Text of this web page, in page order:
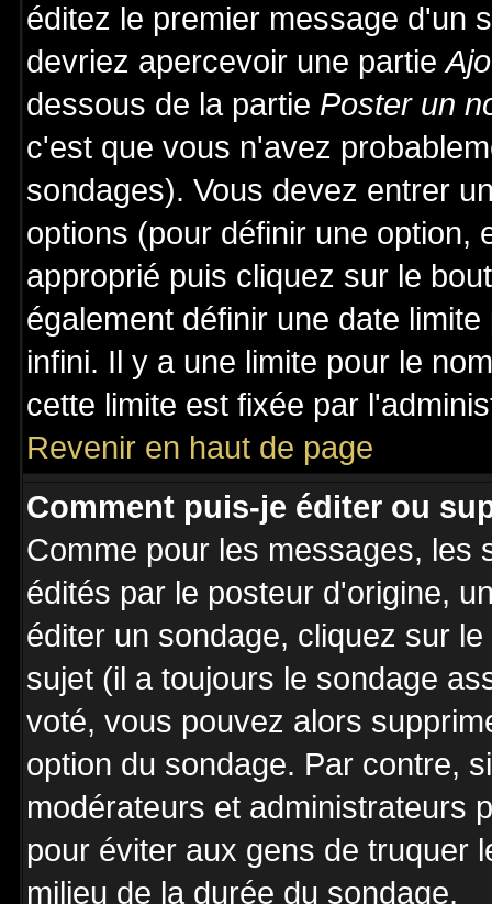
éditez le premier message d'un
devriez apercevoir une partie
dessous de la partie Poster un
c'est que vous n'avez
sondages). Vous devez entrer
options (pour définir une option,
approprié puis cliquez sur le
également définir une date
infini. Il y a une limite pour le
cette limite est fixée par
Revenir en haut de page
Comment puis-je éditer ou
Comme pour les messages, les
édités par le posteur d'origine,
éditer un sondage, cliquez sur
sujet (il a toujours le sondage
voté, vous pouvez alors
option du sondage. Par contre,
modérateurs et administrateurs
pour éviter aux gens de truquer
milieu de la durée du sondage.